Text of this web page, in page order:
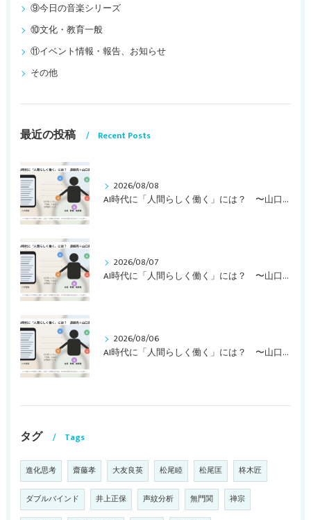
⑨今日の音楽シリーズ
⑩文化・教育一般
⑪イベント情報・報告、お知らせ
その他
最近の投稿 Recent Posts
2026/08/08
AI時代に「人間らしく働く」には？ 〜山口周さんの対談動画・文字起こし（その２）〜
2026/08/07
AI時代に「人間らしく働く」には？ 〜山口周さんの対談動画・文字起こし（その１）〜
2026/08/06
AI時代に「人間らしく働く」には？ 〜山口周さんのインタビュー記事、動画より〜
タグ Tags
進化思考 齋藤孝 大友良英 松尾睦 松尾匡 柊木匠
ダブルバインド 井上正保 声紋分析 無門関 禅宗